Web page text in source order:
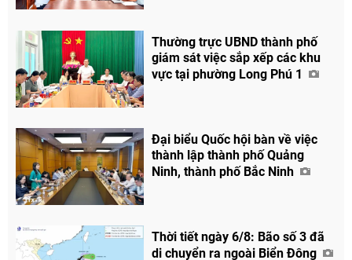
Chia sẻ
Thường trực UBND thành phố
giám sát việc sắp xếp các khu
vực tại phường Long Phú 1
Đại biểu Quốc hội bàn về việc
thành lập thành phố Quảng
Ninh, thành phố Bắc Ninh
Thời tiết ngày 6/8: Bão số 3 đã
di chuyển ra ngoài Biển Đông